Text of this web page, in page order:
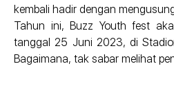
kembali hadir dengan
Tahun ini, Buzz Youth fest
tanggal 25 Juni 2023, di
Bagaimana, tak sabar melihat